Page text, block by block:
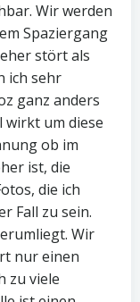
Wir werden
Spaziergang
stört als
ich sehr
ganz anders
wirkt um diese
ob im
ist, die
die ich
Fall zu sein.
Wir
nur einen
zu viele